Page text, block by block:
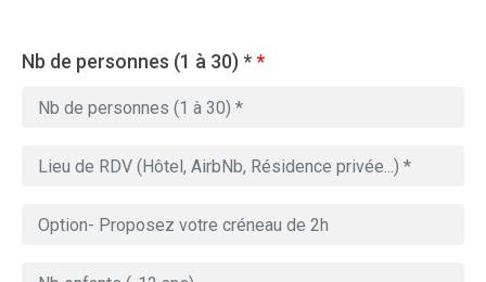
Nb de personnes (1 à 30) **